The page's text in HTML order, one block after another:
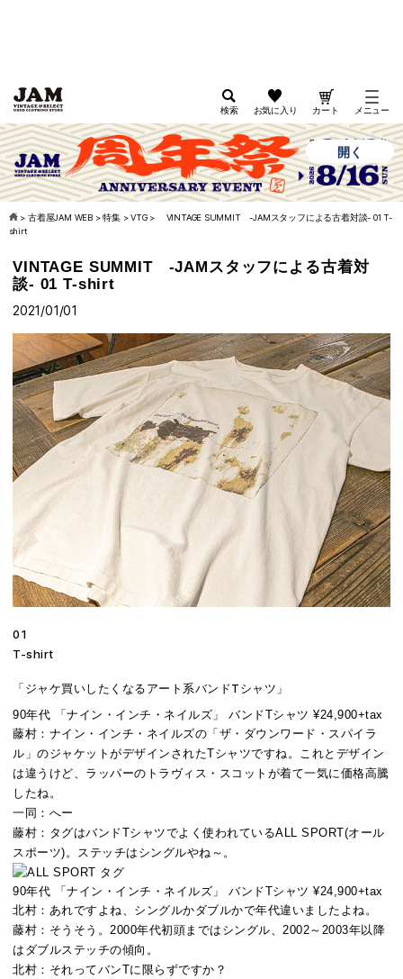
古着屋JAM
公式オンラインストアアプリ
開く
検索 お気に入り カート メニュー
> 古着屋JAM WEB >特集>VTG>
VINTAGE SUMMIT -JAMスタッフによる古着対談- 01 T-
shirt
VINTAGE SUMMIT -JAMスタッフによる古着対
談- 01 T-shirt
2021/01/01
01
T-shirt
「ジャケ買いしたくなるアート系バンドTシャツ」
90年代 「ナイン・インチ・ネイルズ」 バンドTシャツ ¥24,900+tax
藤村： ナイン・インチ・ネイルズの「ザ・ダウンワード・スパイラ
ル」のジャケットがデザインされたTシャツですね。これとデザイン
は違うけど、ラッパーのトラヴィス・スコットが着て一気に価格高騰
したね。
一同： へー
藤村： タグはバンドTシャツでよく使われているALL SPORT(オール
スポーツ)。ステッチはシングルやね～。
90年代 「ナイン・インチ・ネイルズ」 バンドTシャツ ¥24,900+tax
北村： あれですよね、シングルかダブルかで年代違いましたよね。
藤村： そうそう。2000年代初頭まではシングル、2002～2003年以降
はダブルステッチの傾向。
北村： それってバンTに限らずですか？